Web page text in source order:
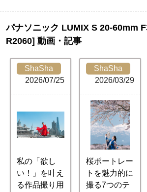
パナソニック LUMIX S 20-60mm
R2060] 動画・記事
ShaSha
2026/07/25
私の「欲し
い！」を叶え
る作品撮り用
ShaSha
2026/03/29
桜ポートレー
トを魅力的に
撮る7つのテ